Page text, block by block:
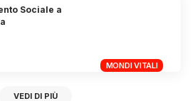
MONDI VITALI
Sociale a
VEDI DI PIÙ